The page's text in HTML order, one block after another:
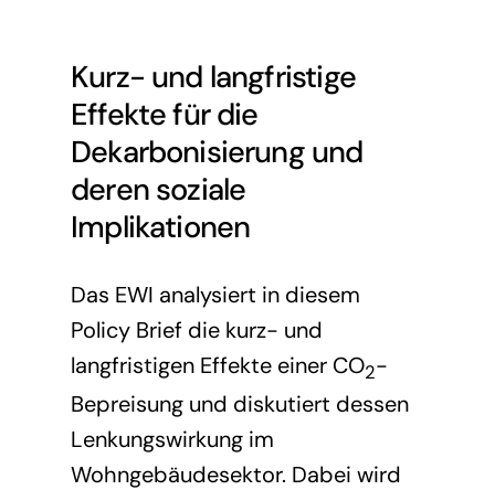
Weitere Studien und Analysen
Mitglieder
Kurz- und langfristige
Effekte für die
Dekarbonisierung und
deren soziale
Implikationen
Das EWI analysiert in diesem
Policy Brief die kurz- und
langfristigen Effekte einer CO2-
Bepreisung und diskutiert dessen
Lenkungswirkung im
Wohngebäudesektor. Dabei wird